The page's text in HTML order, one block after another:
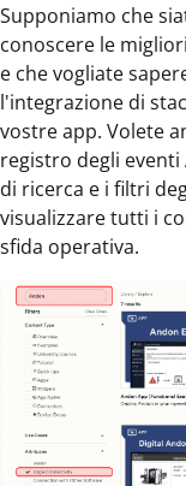
Supponiamo che
conoscere le
e che vogliate
l'integrazione di
vostre app. Volete
registro degli
di ricerca e i filtri
visualizzare tutti i
sfida operativa.